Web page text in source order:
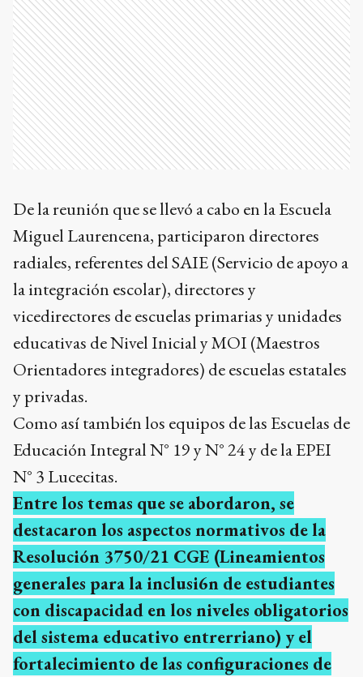
De la reunión que se llevó a cabo en la Escuela
Miguel Laurencena, participaron directores
radiales, referentes del SAIE (Servicio de apoyo a
la integración escolar), directores y
vicedirectores de escuelas primarias y unidades
educativas de Nivel Inicial y MOI (Maestros
Orientadores integradores) de escuelas estatales
y privadas.
Como así también los equipos de las Escuelas de
Educación Integral N° 19 y N° 24 y de la EPEI
N° 3 Lucecitas.
Entre los temas que se abordaron, se
destacaron los aspectos normativos de la
Resolución 3750/21 CGE (Lineamientos
generales para la inclusi6n de estudiantes
con discapacidad en los niveles obligatorios
del sistema educativo entrerriano) y el
fortalecimiento de las configuraciones de